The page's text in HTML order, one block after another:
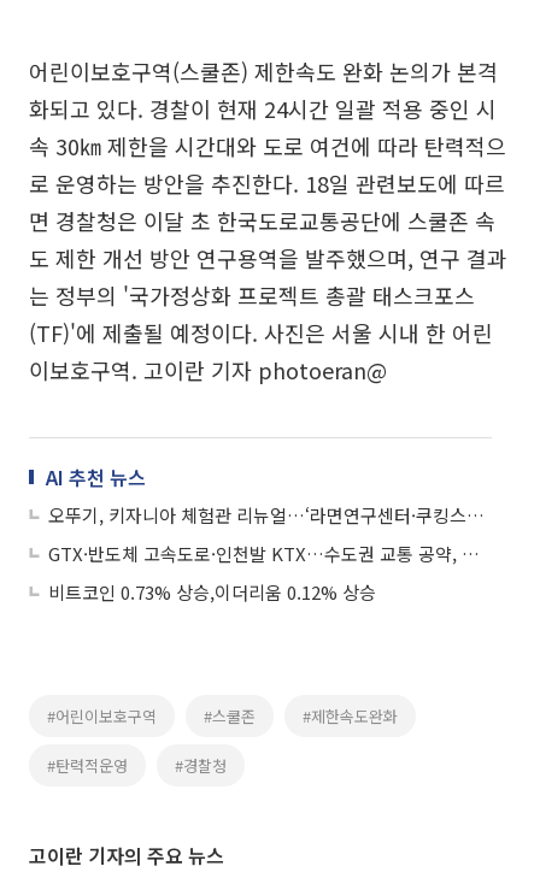
어린이보호구역(스쿨존) 제한속도 완화 논의가 본격
화되고 있다. 경찰이 현재 24시간 일괄 적용 중인 시
속 30㎞ 제한을 시간대와 도로 여건에 따라 탄력적으
로 운영하는 방안을 추진한다. 18일 관련보도에 따르
면 경찰청은 이달 초 한국도로교통공단에 스쿨존 속
도 제한 개선 방안 연구용역을 발주했으며, 연구 결과
는 정부의 '국가정상화 프로젝트 총괄 태스크포스
(TF)'에 제출될 예정이다. 사진은 서울 시내 한 어린
이보호구역. 고이란 기자 photoeran@
AI 추천 뉴스
오뚜기, 키자니아 체험관 리뉴얼…‘라면연구센터·쿠킹스쿨’ 강화
GTX·반도체 고속도로·인천발 KTX…수도권 교통 공약, 누구의 출퇴근부터 바뀌나
비트코인 0.73% 상승,이더리움 0.12% 상승
#어린이보호구역 #스쿨존 #제한속도완화
#탄력적운영 #경찰청
고이란 기자의 주요 뉴스